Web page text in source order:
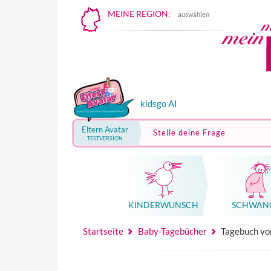
MEINE REGION: auswählen
kidsgo AI
Eltern Avatar
TESTVERSION
Stelle deine Frage
KINDER­WUNSCH
Startseite Baby-Tagebücher Tagebuch